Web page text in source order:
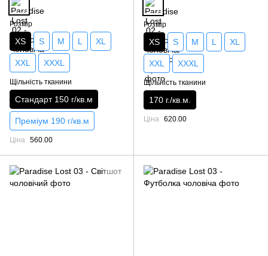
Розмір
XS S M L XL
XXL XXXL
Щільність тканини
Стандарт 150 г/кв.м
Преміум 190 г/кв.м
Ціна 560.00
Розмір
XS S M L XL
XXL XXXL
Щільність тканини
170 г./кв.м.
Ціна 620.00